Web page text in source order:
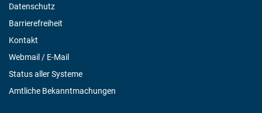
Datenschutz
Barrierefreiheit
Kontakt
Webmail / E-Mail
Status aller Systeme
Amtliche Bekanntmachungen